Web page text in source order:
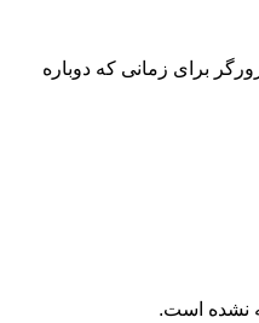
برای زمانی که دوباره
نشده است.